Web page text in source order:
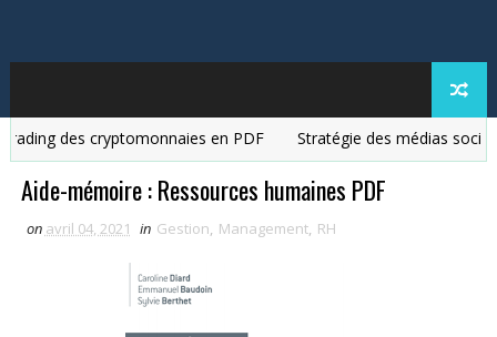
des cryptomonnaies en PDF Stratégie des médias sociaux
Aide-mémoire : Ressources humaines PDF
on avril 04, 2021 in Gestion, Management, RH